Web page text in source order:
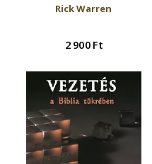
Rick Warren
2 900 Ft